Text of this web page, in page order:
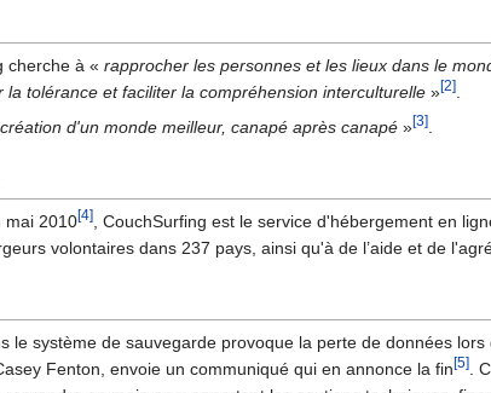
cherche à « rapprocher les personnes et les lieux dans le
tolérance et faciliter la compréhension interculturelle »[2]
d'un monde meilleur, canapé après canapé »[3]
mai 2010[4]
, CouchSurfing est le service d'hébergement en
volontaires dans 237 pays, ainsi qu'à de l’aide et de
le système de sauvegarde provoque la perte de données
Fenton, envoie un communiqué qui en annonce la fin[5]
.